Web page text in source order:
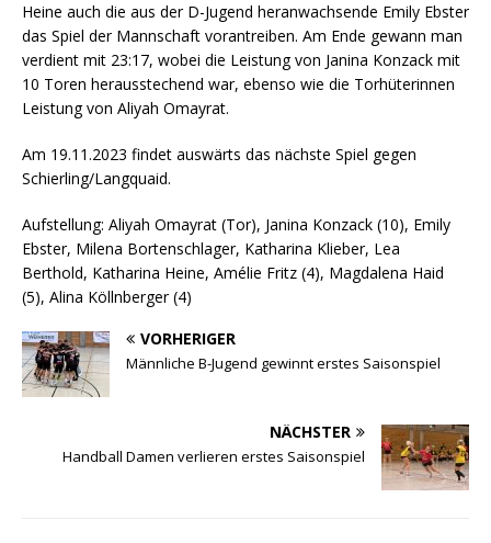
Heine auch die aus der D-Jugend heranwachsende Emily Ebster
das Spiel der Mannschaft vorantreiben. Am Ende gewann man
verdient mit 23:17, wobei die Leistung von Janina Konzack mit
10 Toren herausstechend war, ebenso wie die Torhüterinnen
Leistung von Aliyah Omayrat.
Am 19.11.2023 findet auswärts das nächste Spiel gegen
Schierling/Langquaid.
Aufstellung: Aliyah Omayrat (Tor), Janina Konzack (10), Emily
Ebster, Milena Bortenschlager, Katharina Klieber, Lea
Berthold, Katharina Heine, Amélie Fritz (4), Magdalena Haid
(5), Alina Köllnberger (4)
VORHERIGER
Männliche B-Jugend gewinnt erstes Saisonspiel
NÄCHSTER
Handball Damen verlieren erstes Saisonspiel